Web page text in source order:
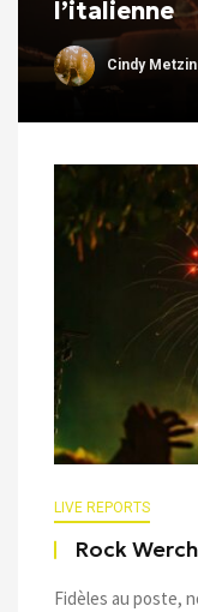
l’italienne
Cindy
LIVE REPORTS
Rock
Fidèles au poste,